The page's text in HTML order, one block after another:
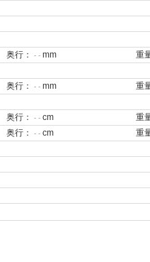
奥行： - - mm 重
奥行： - - mm 重
奥行： - - cm 重
奥行： - - cm 重